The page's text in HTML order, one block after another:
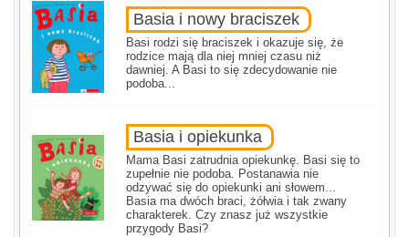
Basia i nowy braciszek
Basi rodzi się braciszek i okazuje się, że
rodzice mają dla niej mniej czasu niż
dawniej. A Basi to się zdecydowanie nie
podoba...
Basia i opiekunka
Mama Basi zatrudnia opiekunkę. Basi się to
zupełnie nie podoba. Postanawia nie
odzywać się do opiekunki ani słowem...
Basia ma dwóch braci, żółwia i tak zwany
charakterek. Czy znasz już wszystkie
przygody Basi?